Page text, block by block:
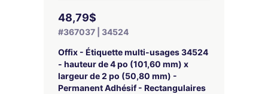
48,79$
#367037 | 34524
Offix - Étiquette multi-usages 34524
- hauteur de 4 po (101,60 mm) x
largeur de 2 po (50,80 mm) -
Permanent Adhésif - Rectangulaires